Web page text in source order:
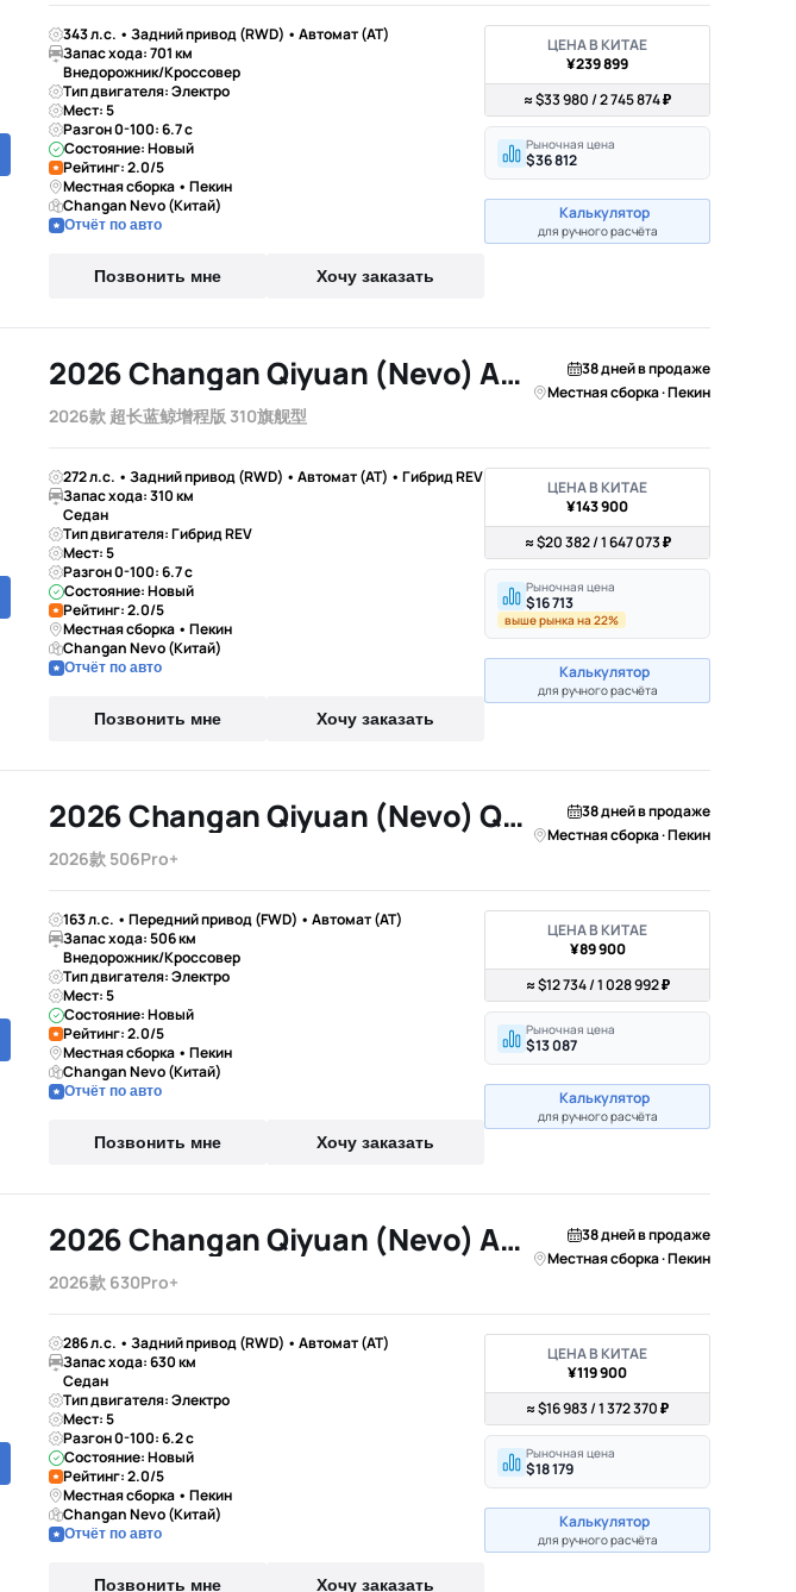
343 л.с. • Задний привод (RWD) • Автомат (AT)
Запас хода: 701 км
Внедорожник/Кроссовер
Тип двигателя: Электро
Мест: 5
Разгон 0-100: 6.7 с
Состояние: Новый
Рейтинг: 2.0/5
Местная сборка • Пекин
Changan Nevo (Китай)
Отчёт по авто
Позвонить мне Хочу заказать
ЦЕНА В КИТАЕ
¥239 899
≈ $33 980 / 2 745 874 ₽
Рыночная цена
$36 812
Калькулятор
для ручного расчёта
2026 Changan Qiyuan (Nevo) A07
2026款 超长蓝鲸增程版 310旗舰型
38 дней в продаже
Местная сборка · Пекин
272 л.с. • Задний привод (RWD) • Автомат (AT) • Гибрид REV
Запас хода: 310 км
Седан
Тип двигателя: Гибрид REV
Мест: 5
Разгон 0-100: 6.7 с
Состояние: Новый
Рейтинг: 2.0/5
Местная сборка • Пекин
Changan Nevo (Китай)
Отчёт по авто
Позвонить мне Хочу заказать
ЦЕНА В КИТАЕ
¥143 900
≈ $20 382 / 1 647 073 ₽
Рыночная цена
$16 713
выше рынка на 22%
Калькулятор
для ручного расчёта
2026 Changan Qiyuan (Nevo) Q05
2026款 506Pro+
38 дней в продаже
Местная сборка · Пекин
163 л.с. • Передний привод (FWD) • Автомат (AT)
Запас хода: 506 км
Внедорожник/Кроссовер
Тип двигателя: Электро
Мест: 5
Состояние: Новый
Рейтинг: 2.0/5
Местная сборка • Пекин
Changan Nevo (Китай)
Отчёт по авто
Позвонить мне Хочу заказать
ЦЕНА В КИТАЕ
¥89 900
≈ $12 734 / 1 028 992 ₽
Рыночная цена
$13 087
Калькулятор
для ручного расчёта
2026 Changan Qiyuan (Nevo) A06
2026款 630Pro+
38 дней в продаже
Местная сборка · Пекин
286 л.с. • Задний привод (RWD) • Автомат (AT)
Запас хода: 630 км
Седан
Тип двигателя: Электро
Мест: 5
Разгон 0-100: 6.2 с
Состояние: Новый
Рейтинг: 2.0/5
Местная сборка • Пекин
Changan Nevo (Китай)
Отчёт по авто
Позвонить мне Хочу заказать
ЦЕНА В КИТАЕ
¥119 900
≈ $16 983 / 1 372 370 ₽
Рыночная цена
$18 179
Калькулятор
для ручного расчёта